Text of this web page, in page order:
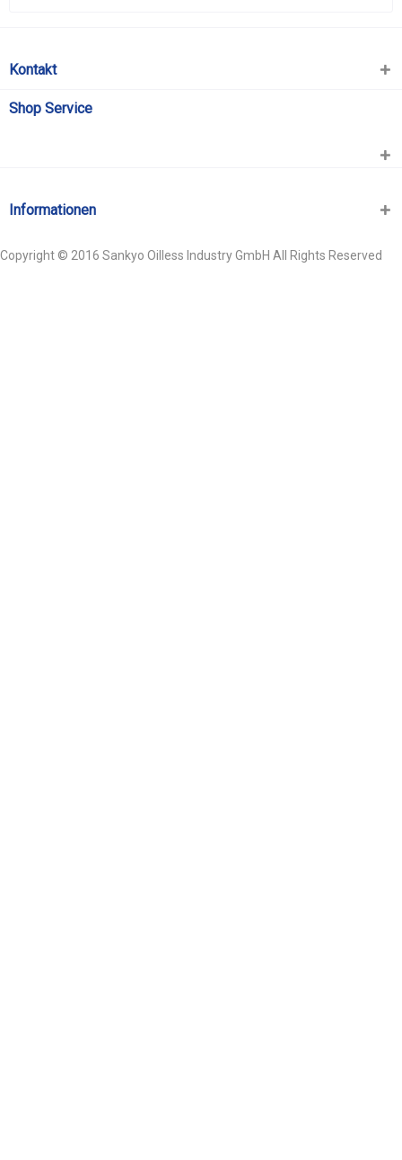
Kontakt
Shop Service
Informationen
Copyright © 2016 Sankyo Oilless Industry GmbH All Rights Reserved